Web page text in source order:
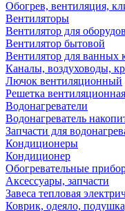
Обогрев, вентиляция,
Вентиляторы
Вентилятор для
Вентилятор бытовой
Вентилятор для ванных
Каналы, воздуховоды,
Лючок вентиляционный
Решетка вентиляционная
Водонагреватели
Водонагреватель
Запчасти для
Кондиционеры
Кондиционер
Обогревательные
Аксессуары, запчасти
Завеса тепловая
Коврик, одеяло,